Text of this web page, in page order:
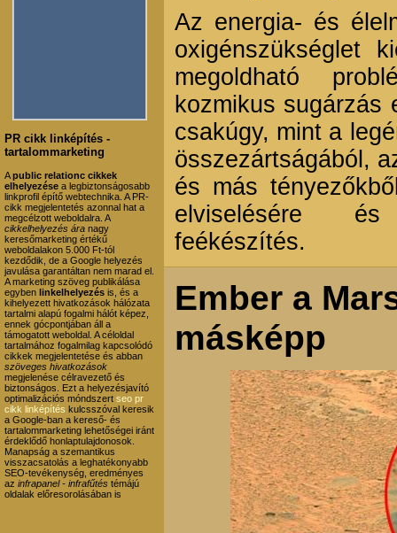
PR cikk linképítés -
tartalommarketing
Apublic relationc cikkek
elhelyezése a legbiztonságosabb
linkprofil építő webtechnika. A PR-
cikk megjelentetés azonnal hat a
megcélzott weboldalra. A
cikkelhelyezés ára nagy
keresőmarketing értékű
weboldalakon 5.000 Ft-tól
kezdődik, de a Google helyezés
javulása garantáltan nem marad el.
A marketing szöveg publikálása
egyben linkelhelyezés is, és a
kihelyezett hivatkozások hálózata
tartalmi alapú fogalmi hálót képez,
ennek gócpontjában áll a
támogatott weboldal. A céloldal
tartalmához fogalmilag kapcsolódó
cikkek megjelentetése és abban
szöveges hivatkozások
megjelenése célravezető és
biztonságos. Ezt a helyezésjavító
optimalizációs móndszert seo pr
cikk linképítés kulcsszóval keresik
a Google-ban a kereső- és
tartalommarketing lehetőségei iránt
érdeklődő honlaptulajdonosok.
Manapság a szemantikus
visszacsatolás a leghatékonyabb
SEO-tevékenység, eredményes
az infrapanel - infrafűtés témájú
oldalak előresorolásában is
Az energia- és
oxigénszükséglet
megoldható
kozmikus sugárzás
csakúgy, mint a
összezártságából,
és más
elviselésére
feékészítés.
Ember a
másképp